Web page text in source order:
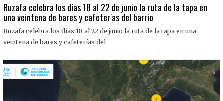
J
U
I
O
0
2
5
Ruzafa celebra los días 18 al 22 de junio la ruta de la tapa en
una veintena de bares y cafeterías del barrio
Ruzafa celebra los días 18 al 22 de junio la ruta de la tapa en una
veintena de bares y cafeterías del